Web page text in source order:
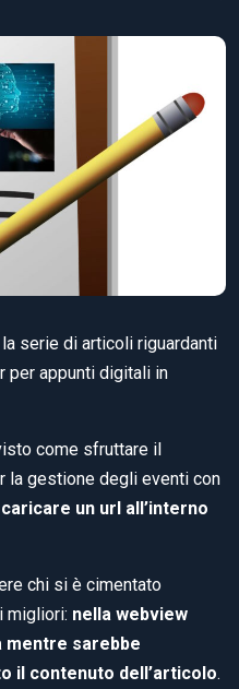
serie di articoli riguardanti
per appunti digitali in
come sfruttare il
la gestione degli eventi con
un url all’interno
chi si è cimentato
migliori: nella webview
mentre sarebbe
il contenuto dell’articolo.